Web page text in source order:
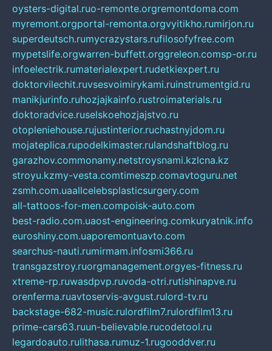
oysters-digital.ruo-remonte.orgremontdoma.com
myremont.orgportal-remonta.orgvyitikho.rumirjon.ru
superdeutsch.rumycrazystars.rufilosofyfree.com
mypetslife.orgwarren-buffett.orggreleon.comsp-or.ru
infoelectrik.rumaterialexpert.rudetkiexpert.ru
doktorvilechit.ruvsesvoimirykami.ruinstrumentgid.ru
manikjurinfo.ruhozjajkainfo.rustroimaterials.ru
doktoradvice.ruselskoehozjajstvo.ru
otopleniehouse.rujustinterior.ruchastnyjdom.ru
mojateplica.rupodelkimaster.rulandshaftblog.ru
garazhov.commonamy.netstroysnami.kzlcna.kz
stroyu.kzmy-vesta.comtimeszp.comavtoguru.net
zsmh.com.uaallcelebsplasticsurgery.com
all-tattoos-for-men.compoisk-auto.com
best-radio.com.uaost-engineering.comkuryatnik.info
euroshiny.com.uaporemontuavto.com
searchus-nauti.rumirmam.infosmi366.ru
transgazstroy.ruorgmanagement.orgyes-fitness.ru
xtreme-rp.ruwasdpvp.ruvoda-otri.rutishinapve.ru
orenferma.ruavtoservis-avgust.rulord-tv.ru
backstage-682-music.rulordfilm7.rulordfilm13.ru
prime-cars63.ruun-believable.rucodetool.ru
legardoauto.rulithasa.rumuz-1.rugooddver.ru